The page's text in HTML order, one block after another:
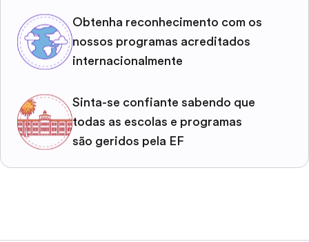
Obtenha reconhecimento com os
nossos programas acreditados
internacionalmente
Sinta-se confiante sabendo que
todas as escolas e programas
são geridos pela EF